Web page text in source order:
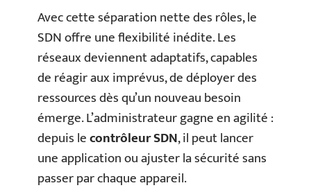
Avec cette séparation nette des rôles, le
SDN offre une flexibilité inédite. Les
réseaux deviennent adaptatifs, capables
de réagir aux imprévus, de déployer des
ressources dès qu’un nouveau besoin
émerge. L’administrateur gagne en agilité :
depuis lecontrôleur SDN, il peut lancer
une application ou ajuster la sécurité sans
passer par chaque appareil.